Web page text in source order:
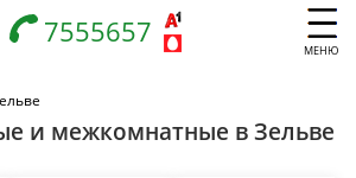
МЕНЮ
7555657
и межкомнатные в Зельве